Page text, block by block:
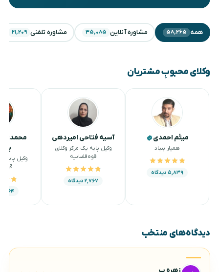
همه ۵۸,۲۶۵ مشاوره آنلاین ۳۵,۰۸۵ مشاوره تلفنی ۲۱,۲۰۹
وکلای محبوبِ مشتریان
میثم احمدی
همیار بنیاد
۵,۸۳۹ دیدگاه
آسیه فتاحی امیردهی
وکیل پایه یک مرکز وکلای
قوه‌قضاییه
۲,۷۶۷ دیدگاه
وکیل پایه
۱,۵۶۴ دیدگاه
دیدگاه‌های منتخب
زهره ب